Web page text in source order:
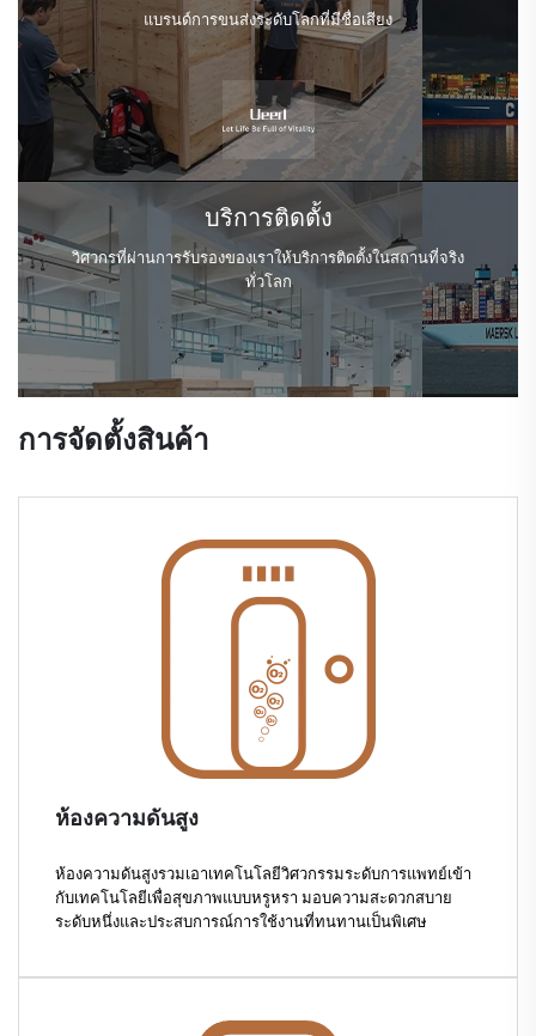
แบรนด์การขนส่งระดับโลกที่มีชื่อเสียง
บริการติดตั้ง
วิศวกรที่ผ่านการรับรองของเราให้บริการติดตั้งในสถานที่จริง
ทั่วโลก
การจัดตั้งสินค้า
ห้องความดันสูง
ห้องความดันสูงรวมเอาเทคโนโลยีวิศวกรรมระดับการแพทย์เข้า
กับเทคโนโลยีเพื่อสุขภาพแบบหรูหรา มอบความสะดวกสบาย
ระดับหนึ่งและประสบการณ์การใช้งานที่ทนทานเป็นพิเศษ